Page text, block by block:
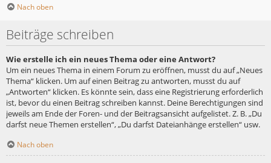
Nach oben
Beiträge schreiben
Wie erstelle ich ein neues Thema oder eine Antwort?
Um ein neues Thema in einem Forum zu eröffnen, musst du auf „Neues
Thema“ klicken. Um auf einen Beitrag zu antworten, musst du auf
„Antworten“ klicken. Es könnte sein, dass eine Registrierung erforderlich
ist, bevor du einen Beitrag schreiben kannst. Deine Berechtigungen sind
jeweils am Ende der Foren- und der Beitragsansicht aufgelistet. Z. B. „Du
darfst neue Themen erstellen“, „Du darfst Dateianhänge erstellen“ usw.
Nach oben